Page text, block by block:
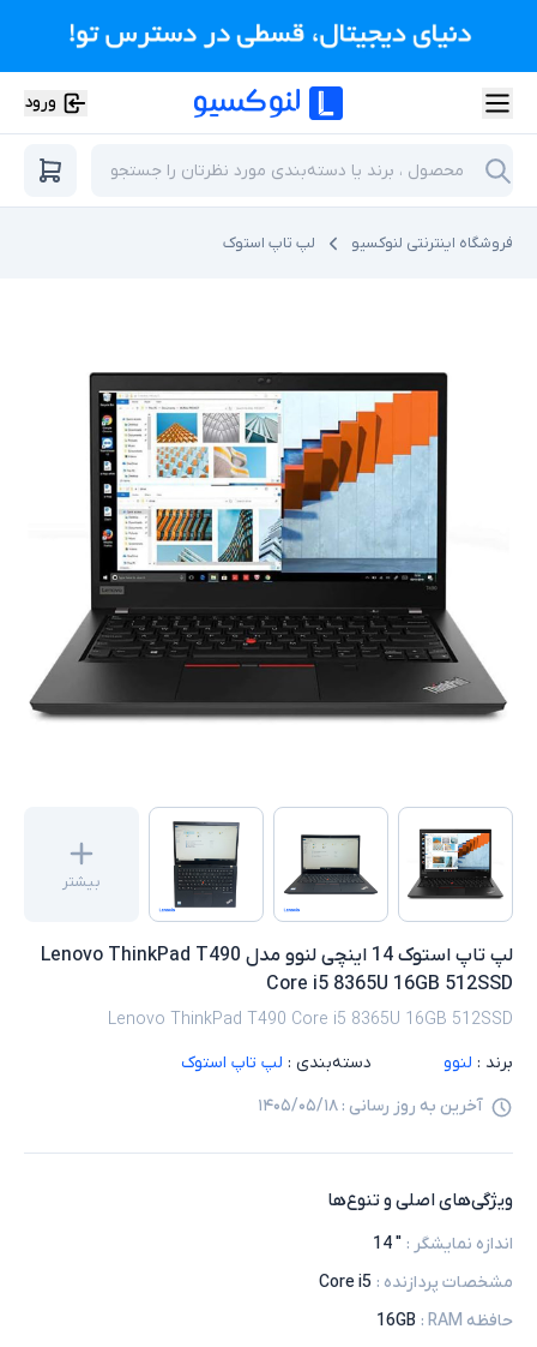
ورود
فروشگاه اینترنتی لنوکسیو لپ تاپ استوک
بیشتر
لپ تاپ استوک 14 اینچی لنوو مدل Lenovo ThinkPad T490
Core i5 8365U 16GB 512SSD
Lenovo ThinkPad T490 Core i5 8365U 16GB 512SSD
برند : لنوو دسته‌بندی : لپ تاپ استوک
آخرین به روز رسانی : ۱۴۰۵/۰۵/۱۸
ویژگی‌های اصلی و تنوع‌ها
اندازه نمایشگر :
" 14
مشخصات پردازنده :
Core i5
حافظه RAM
:
16GB